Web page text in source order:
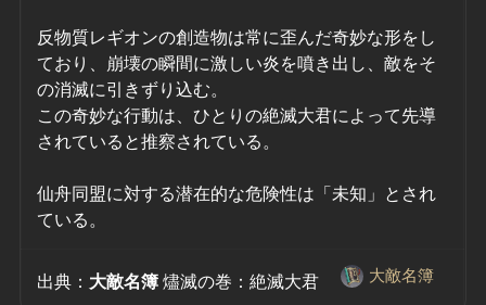
反物質レギオンの創造物は常に歪んだ奇妙な形をし
ており、崩壊の瞬間に激しい炎を噴き出し、敵をそ
の消滅に引きずり込む。
この奇妙な行動は、ひとりの絶滅大君によって先導
されていると推察されている。
仙舟同盟に対する潜在的な危険性は「未知」とされ
ている。
出典： 大敵名簿 燼滅の巻：絶滅大君 大敵名簿